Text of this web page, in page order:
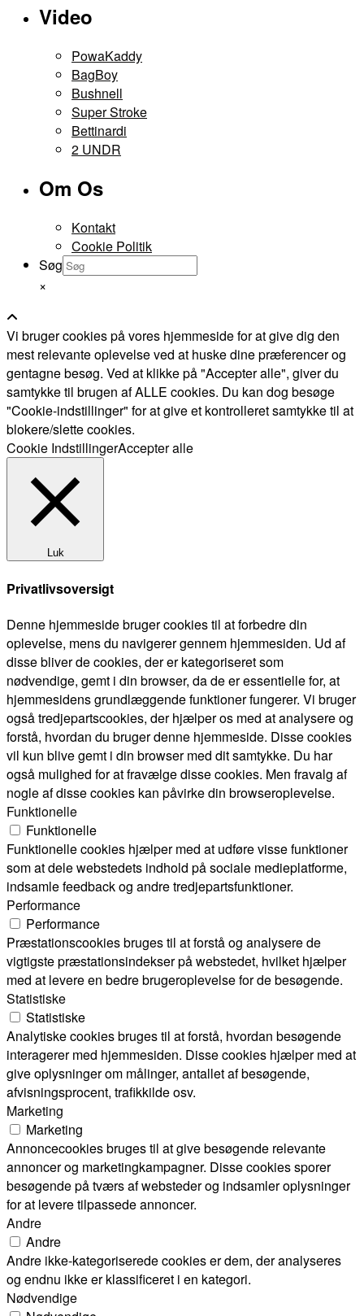
Video
PowaKaddy
BagBoy
Bushnell
Super Stroke
Bettinardi
2 UNDR
Om Os
Kontakt
Cookie Politik
Søg
×
Vi bruger cookies på vores hjemmeside for at give dig den
mest relevante oplevelse ved at huske dine præferencer og
gentagne besøg. Ved at klikke på "Accepter alle", giver du
samtykke til brugen af ALLE cookies. Du kan dog besøge
"Cookie-indstillinger" for at give et kontrolleret samtykke til at
blokere/slette cookies.
Cookie IndstillingerAccepter alle
Luk
Privatlivsoversigt
Denne hjemmeside bruger cookies til at forbedre din
oplevelse, mens du navigerer gennem hjemmesiden. Ud af
disse bliver de cookies, der er kategoriseret som
nødvendige, gemt i din browser, da de er essentielle for, at
hjemmesidens grundlæggende funktioner fungerer. Vi bruger
også tredjepartscookies, der hjælper os med at analysere og
forstå, hvordan du bruger denne hjemmeside. Disse cookies
vil kun blive gemt i din browser med dit samtykke. Du har
også mulighed for at fravælge disse cookies. Men fravalg af
nogle af disse cookies kan påvirke din browseroplevelse.
Funktionelle
Funktionelle
Funktionelle cookies hjælper med at udføre visse funktioner
som at dele webstedets indhold på sociale medieplatforme,
indsamle feedback og andre tredjepartsfunktioner.
Performance
Performance
Præstationscookies bruges til at forstå og analysere de
vigtigste præstationsindekser på webstedet, hvilket hjælper
med at levere en bedre brugeroplevelse for de besøgende.
Statistiske
Statistiske
Analytiske cookies bruges til at forstå, hvordan besøgende
interagerer med hjemmesiden. Disse cookies hjælper med at
give oplysninger om målinger, antallet af besøgende,
afvisningsprocent, trafikkilde osv.
Marketing
Marketing
Annoncecookies bruges til at give besøgende relevante
annoncer og marketingkampagner. Disse cookies sporer
besøgende på tværs af websteder og indsamler oplysninger
for at levere tilpassede annoncer.
Andre
Andre
Andre ikke-kategoriserede cookies er dem, der analyseres
og endnu ikke er klassificeret i en kategori.
Nødvendige